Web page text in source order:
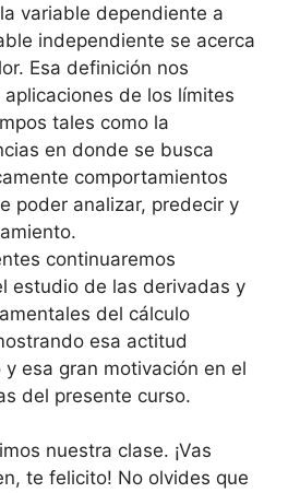
variable dependiente a
independiente se acerca
Esa definición nos
de los límites
tales como la
en donde se busca
comportamientos
poder analizar, predecir y
continuaremos
estudio de las derivadas y
del cálculo
esa actitud
esa gran motivación en el
del presente curso.
nuestra clase. ¡Vas
te felicito! No olvides que